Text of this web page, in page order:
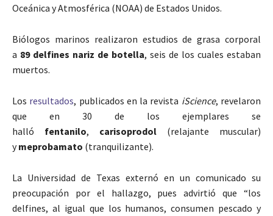
Oceánica y Atmosférica (NOAA) de Estados Unidos.
Biólogos marinos realizaron estudios de grasa corporal
a 89 delfines nariz de botella, seis de los cuales estaban
muertos.
Los resultados, publicados en la revista iScience, revelaron
que en 30 de los ejemplares se
halló fentanilo, carisoprodol (relajante muscular)
ymeprobamato (tranquilizante).
La Universidad de Texas externó en un comunicado su
preocupación por el hallazgo, pues advirtió que “los
delfines, al igual que los humanos, consumen pescado y